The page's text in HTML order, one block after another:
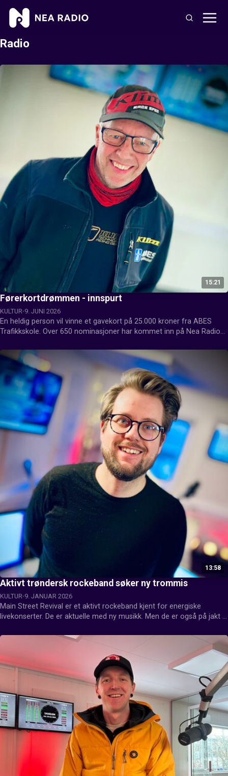
Radio
15:21
Førerkortdrømmen - innspurt
KULTUR 9. JUNI 2026
En heldig person vil vinne et gavekort på 25.000 kroner fra ABES
Trafikkskole. Over 650 nominasjoner har kommet inn på Nea Radios
sjefen i ABES Trafikkskole, og her kan du høre mer om innspurten av
konkurransen.
13:58
Aktivt trøndersk rockeband søker ny trommis
KULTUR 9. JANUAR 2026
Main Street Revival er et aktivt rockeband kjent for energiske
livekonserter. De er aktuelle med ny musikk. Men de er også på jakt
en fredagsprat på radioen.